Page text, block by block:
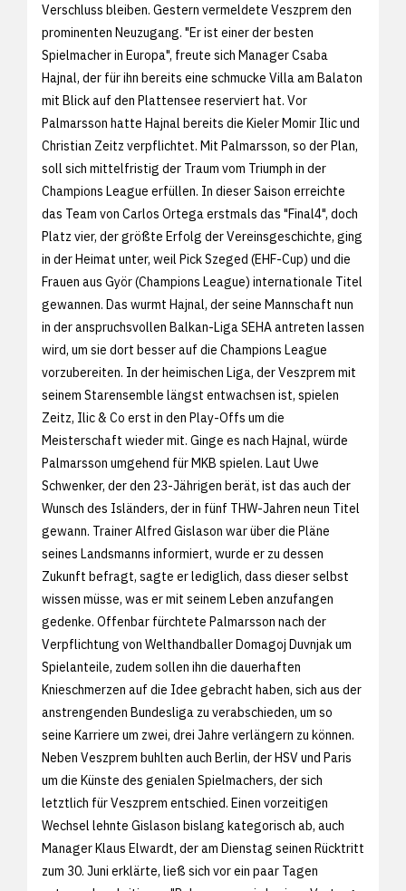
Verschluss bleiben. Gestern vermeldete Veszprem den
prominenten Neuzugang. "Er ist einer der besten
Spielmacher in Europa", freute sich Manager Csaba
Hajnal, der für ihn bereits eine schmucke Villa am Balaton
mit Blick auf den Plattensee reserviert hat. Vor
Palmarsson hatte Hajnal bereits die Kieler Momir Ilic und
Christian Zeitz verpflichtet. Mit Palmarsson, so der Plan,
soll sich mittelfristig der Traum vom Triumph in der
Champions League erfüllen. In dieser Saison erreichte
das Team von Carlos Ortega erstmals das "Final4", doch
Platz vier, der größte Erfolg der Vereinsgeschichte, ging
in der Heimat unter, weil Pick Szeged (EHF-Cup) und die
Frauen aus Györ (Champions League) internationale Titel
gewannen. Das wurmt Hajnal, der seine Mannschaft nun
in der anspruchsvollen Balkan-Liga SEHA antreten lassen
wird, um sie dort besser auf die Champions League
vorzubereiten. In der heimischen Liga, der Veszprem mit
seinem Starensemble längst entwachsen ist, spielen
Zeitz, Ilic & Co erst in den Play-Offs um die
Meisterschaft wieder mit. Ginge es nach Hajnal, würde
Palmarsson umgehend für MKB spielen. Laut Uwe
Schwenker, der den 23-Jährigen berät, ist das auch der
Wunsch des Isländers, der in fünf THW-Jahren neun Titel
gewann. Trainer Alfred Gislason war über die Pläne
seines Landsmanns informiert, wurde er zu dessen
Zukunft befragt, sagte er lediglich, dass dieser selbst
wissen müsse, was er mit seinem Leben anzufangen
gedenke. Offenbar fürchtete Palmarsson nach der
Verpflichtung von Welthandballer Domagoj Duvnjak um
Spielanteile, zudem sollen ihn die dauerhaften
Knieschmerzen auf die Idee gebracht haben, sich aus der
anstrengenden Bundesliga zu verabschieden, um so
seine Karriere um zwei, drei Jahre verlängern zu können.
Neben Veszprem buhlten auch Berlin, der HSV und Paris
um die Künste des genialen Spielmachers, der sich
letztlich für Veszprem entschied. Einen vorzeitigen
Wechsel lehnte Gislason bislang kategorisch ab, auch
Manager Klaus Elwardt, der am Dienstag seinen Rücktritt
zum 30. Juni erklärte, ließ sich vor ein paar Tagen